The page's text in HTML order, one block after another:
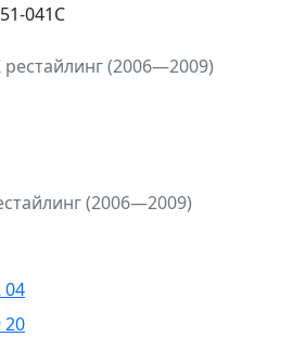
041C
рестайлинг (2006—2009)
(2006—2009)
04
20